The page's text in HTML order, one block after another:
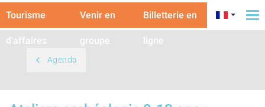
Tourisme
d'affaires
Venir en
groupe
Billetterie en
ligne
Agenda